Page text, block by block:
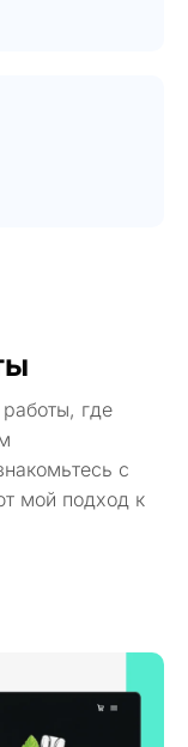
где
с
мой подход к